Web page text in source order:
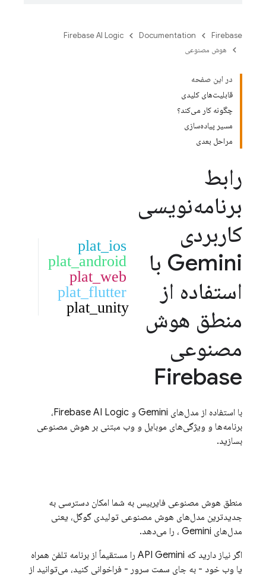
Firebase
Documentation
Firebase AI Logic
هوش مصنوعی
در این صفحه
قابلیت‌های کلیدی
چگونه کار می‌کند؟
مسیر پیاده‌سازی
مراحل بعدی
رابط
برنامه‌نویسی
کاربردی
Gemini با
استفاده از
منطق هوش
مصنوعی
Firebase
plat_ios
plat_android
plat_web
plat_flutter
plat_unity
با استفاده از مدل‌های Gemini و
Firebase AI Logic،
برنامه‌ها و ویژگی‌های موبایل و وب مبتنی بر هوش مصنوعی
بسازید.
منطق هوش مصنوعی فایربیس به شما امکان دسترسی به
جدیدترین مدل‌های هوش مصنوعی تولیدی گوگل، یعنی
مدل‌های Gemini ، را می‌دهد.
اگر نیاز دارید که API Gemini را
مستقیماً از برنامه تلفن همراه
یا وب خود - به جای سمت سرور - فراخوانی کنید، می‌توانید از